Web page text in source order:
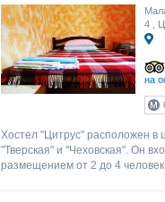
4 ,
на
Хостел "Цитрус" расположен в
"Тверская" и "Чеховская". Он
размещением от 2 до 4